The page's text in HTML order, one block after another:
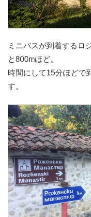
ミニバスが到着するロ
と800mほど。
時間にして15分ほどで
す。